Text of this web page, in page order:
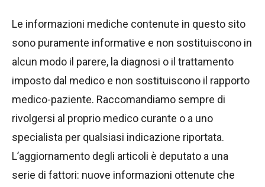
Le informazioni mediche contenute in questo sito
sono puramente informative e non sostituiscono in
alcun modo il parere, la diagnosi o il trattamento
imposto dal medico e non sostituiscono il rapporto
medico-paziente. Raccomandiamo sempre di
rivolgersi al proprio medico curante o a uno
specialista per qualsiasi indicazione riportata.
L’aggiornamento degli articoli è deputato a una
serie di fattori: nuove informazioni ottenute che